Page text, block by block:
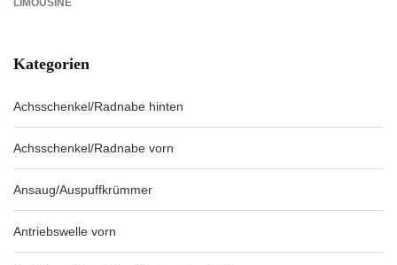
LIMOUSINE
Kategorien
Achsschenkel/Radnabe hinten
Achsschenkel/Radnabe vorn
Ansaug/Auspuffkrümmer
Antriebswelle vorn